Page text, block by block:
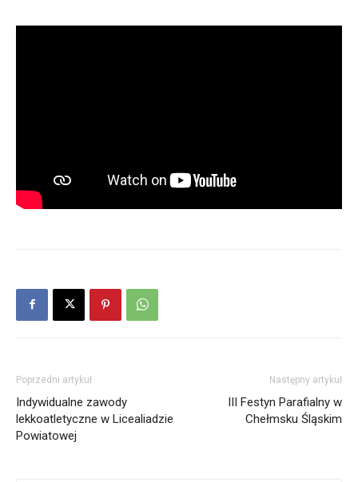
Poprzedni artykuł
Indywidualne zawody
lekkoatletyczne w Licealiadzie
Powiatowej
Następny artykuł
III Festyn Parafialny w
Chełmsku Śląskim